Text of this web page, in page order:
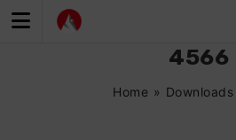
Inhalt
4566
Home » Downloads